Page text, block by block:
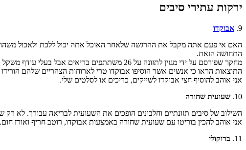
ירקות עתירי סיבים
9. אבוקדו
האם אי פעם אתה מקבל את ההרגשה שלאחר האוכל אתה יכול ללכת ולאכול משהו
התחושה הזאת.
מחקר שפורסם על ידי מגזין לתזונה על 26 משתתפים בריאים אבל בעלי עודף משקל וביקש מהם או להחליף את כל שאר המזונות באבוקדו או להוסיף אבוקדו לארוחות שלהם.
התוצאות הראו כי אנשים אשר הוסיפו אבוקדו טרי לארוחות הצהריים שלהם הורידו את התשוקה לחטיפים בין הארוכות ב 40% במשך שלוש
אני אוהב להוסיף חצי אבוקדו לשייקים, כריכים או לסלטים שלי.
10. שעועית שחורה
השילוב של סיבים תזונתיים וחלבונים הופכים את השעועית לבריאה עבורך. לא
אני אוהב להכין בוריטו עם שעועית שחורה באמצעות אבוקדו, רוטב חריף ואורז חום.
11. ברוקולי